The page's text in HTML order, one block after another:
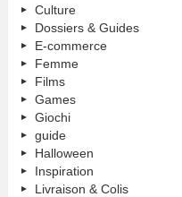
Culture
Dossiers & Guides
E-commerce
Femme
Films
Games
Giochi
guide
Halloween
Inspiration
Livraison & Colis